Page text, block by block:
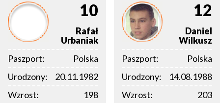
10
Rafał
Urbaniak
Paszport:
Polska
Urodzony:
20.11.1982
Wzrost:
198
12
Daniel
Wilkusz
Paszport:
Polska
Urodzony:
14.08.1988
Wzrost:
203